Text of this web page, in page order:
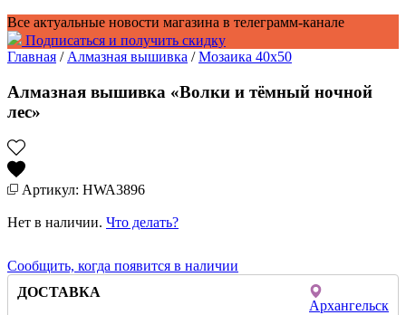
Все актуальные новости магазина в телеграмм-канале
Подписаться и получить скидку
Главная / Алмазная вышивка /Мозаика 40x50
Алмазная вышивка «Волки и тёмный ночной
лес»
Артикул: HWA3896
Нет в наличии. Что делать?
Сообщить, когда появится в наличии
ДОСТАВКА
Архангельск